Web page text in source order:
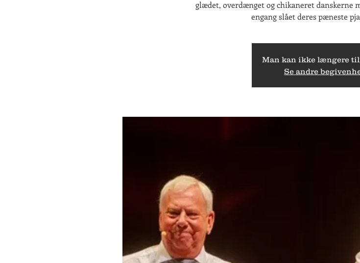
glædet, overdænget og chikaneret danskerne
engang slået deres pæneste
Man kan ikke længere
Se andre